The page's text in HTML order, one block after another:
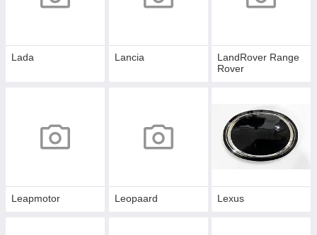
Lada Lancia
LandRover Range
Rover
Leapmotor Leopaard Lexus